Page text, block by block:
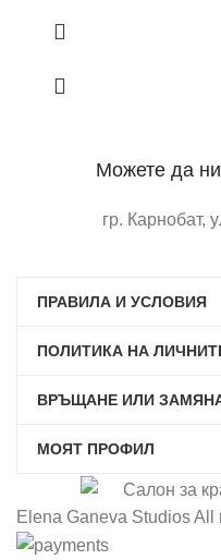
Можете да
гр. Карнобат,
ПРАВИЛА И УСЛОВИЯ
ПОЛИТИКА НА
ВРЪЩАНЕ ИЛИ
МОЯТ ПРОФИЛ
Elena Ganeva Studios